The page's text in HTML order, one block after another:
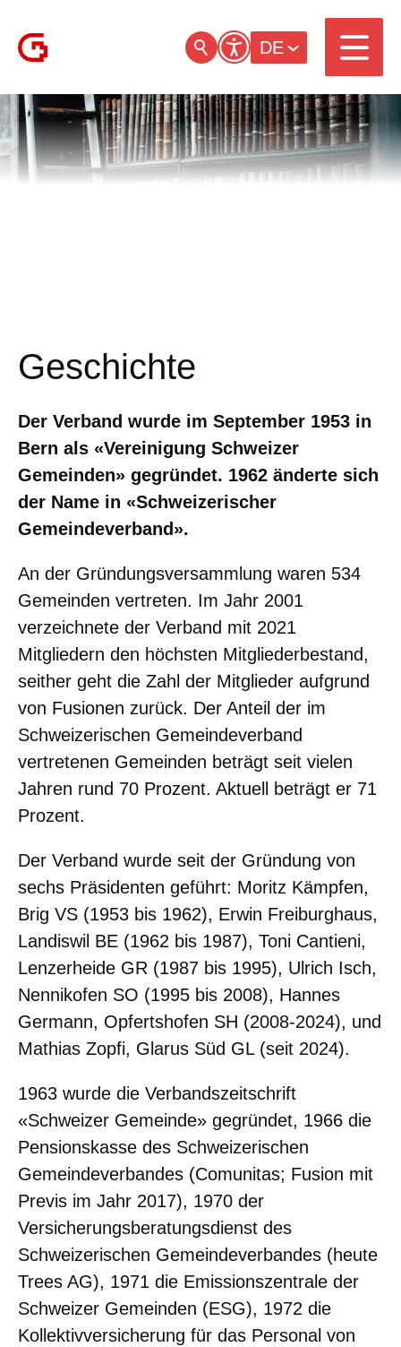
DE
Geschichte
Der Verband wurde im September 1953 in
Bern als «Vereinigung Schweizer
Gemeinden» gegründet. 1962 änderte sich
der Name in «Schweizerischer
Gemeindeverband».
An der Gründungsversammlung waren 534
Gemeinden vertreten. Im Jahr 2001
verzeichnete der Verband mit 2021
Mitgliedern den höchsten Mitgliederbestand,
seither geht die Zahl der Mitglieder aufgrund
von Fusionen zurück. Der Anteil der im
Schweizerischen Gemeindeverband
vertretenen Gemeinden beträgt seit vielen
Jahren rund 70 Prozent. Aktuell beträgt er 71
Prozent.
Der Verband wurde seit der Gründung von
sechs Präsidenten geführt: Moritz Kämpfen,
Brig VS (1953 bis 1962), Erwin Freiburghaus,
Landiswil BE (1962 bis 1987), Toni Cantieni,
Lenzerheide GR (1987 bis 1995), Ulrich Isch,
Nennikofen SO (1995 bis 2008), Hannes
Germann, Opfertshofen SH (2008-2024), und
Mathias Zopfi, Glarus Süd GL (seit 2024).
1963 wurde die Verbandszeitschrift
«Schweizer Gemeinde» gegründet, 1966 die
Pensionskasse des Schweizerischen
Gemeindeverbandes (Comunitas; Fusion mit
Previs im Jahr 2017), 1970 der
Versicherungsberatungsdienst des
Schweizerischen Gemeindeverbandes (heute
Trees AG), 1971 die Emissionszentrale der
Schweizer Gemeinden (ESG), 1972 die
Kollektivversicherung für das Personal von